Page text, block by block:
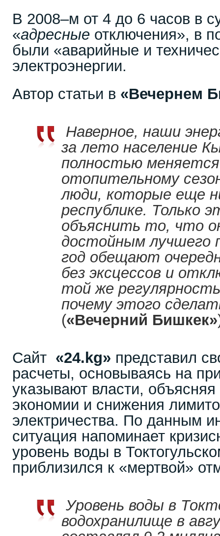
В 2008–м от 4 до 6 часов в
«адресные отключения», в
были «аварийные и
электроэнергии.
Автор статьи в «Вечернем
Наверное, наши
за лето население
полностью
отопительному
люди, которые еще
республике. Только
объяснить то, что
достойным лучшего
год обещают
без эксцессов и
той же
почему этого
(«Вечерний Бишкек»
Сайт «24. kg» представил
расчеты, основываясь на
указывают власти,
экономии и снижения
электричества. По данным
ситуация напоминает
уровень воды в
приблизился к «мертвой»
Уровень воды в
водохранилище в